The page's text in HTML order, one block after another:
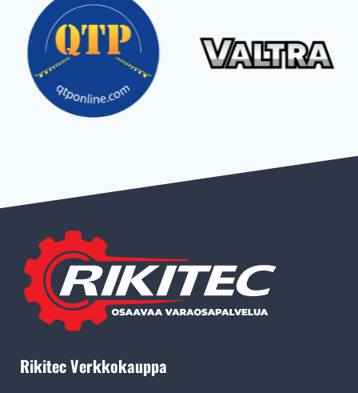
Rikitec Verkkokauppa